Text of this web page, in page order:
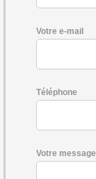
Votre e-mail
Téléphone
Votre message